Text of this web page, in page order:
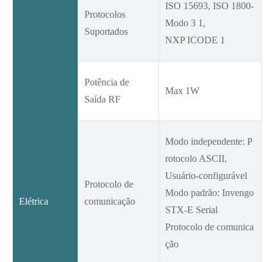
Elétrica
Protocolos
Suportados
ISO 15693, ISO 1800-
Modo 3 1,
NXP ICODE 1
Potência de
Saída RF
Max 1W
Protocolo de
comunicação
Modo independente: P
rotocolo ASCII,
Usuário-configurável
Modo padrão: Invengo
STX-E Serial
Protocolo de comunica
ção